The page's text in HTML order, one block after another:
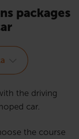
packages
the driving
car.
the course